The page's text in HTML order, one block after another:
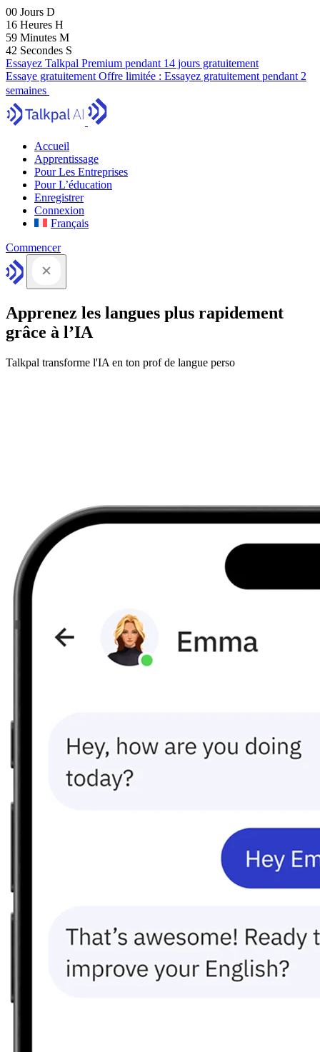
00 Jours D
16 Heures H
59 Minutes M
41 Secondes S
Essayez Talkpal Premium pendant 14 jours gratuitement
Essaye gratuitement Offre limitée : Essayez gratuitement pendant 2
semaines
Accueil
Apprentissage
Pour Les Entreprises
Pour L’éducation
Enregistrer
Connexion
Français
Commencer
Apprenez les langues plus rapidement
grâce à l’IA
Talkpal transforme l'IA en ton prof de langue perso